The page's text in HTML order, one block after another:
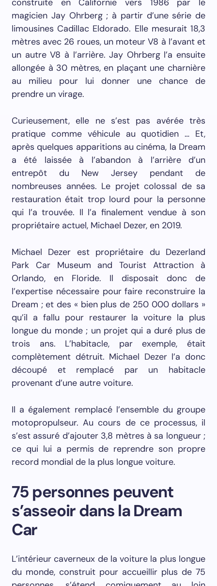
magicien Jay Ohrberg ; à partir d’une série de
limousines Cadillac Eldorado. Elle mesurait 18,3
mètres avec 26 roues, un moteur V8 à l’avant et
un autre V8 à l’arrière. Jay Ohrberg l’a ensuite
allongée à 30 mètres, en plaçant une charnière
au milieu pour lui donner une chance de
prendre un virage.
Curieusement, elle ne s’est pas avérée très
pratique comme véhicule au quotidien … Et,
après quelques apparitions au cinéma, la Dream
a été laissée à l’abandon à l’arrière d’un
entrepôt du New Jersey pendant de
nombreuses années. Le projet colossal de sa
restauration était trop lourd pour la personne
qui l’a trouvée. Il l’a finalement vendue à son
propriétaire actuel, Michael Dezer, en 2019.
Michael Dezer est propriétaire du Dezerland
Park Car Museum and Tourist Attraction à
Orlando, en Floride. Il disposait donc de
l’expertise nécessaire pour faire reconstruire la
Dream ; et des « bien plus de 250 000 dollars »
qu’il a fallu pour restaurer la voiture la plus
longue du monde ; un projet qui a duré plus de
trois ans. L’habitacle, par exemple, était
complètement détruit. Michael Dezer l’a donc
découpé et remplacé par un habitacle
provenant d’une autre voiture.
Il a également remplacé l’ensemble du groupe
motopropulseur. Au cours de ce processus, il
s’est assuré d’ajouter 3,8 mètres à sa longueur ;
ce qui lui a permis de reprendre son propre
record mondial de la plus longue voiture.
75 personnes peuvent
s’asseoir dans la Dream
Car
L’intérieur caverneux de la voiture la plus longue
du monde, construit pour accueillir plus de 75